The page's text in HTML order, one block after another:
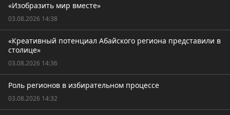
«Изобразить мир вместе»
03.08.2026 14:38
«Креативный потенциал Абайского региона представили в
столице»
03.08.2026 14:36
Роль регионов в избирательном процессе
03.08.2026 14:32